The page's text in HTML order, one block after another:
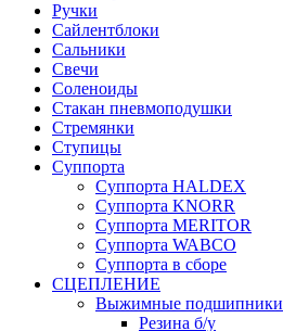
Ручки
Сайлентблоки
Сальники
Свечи
Соленоиды
Стакан пневмоподушки
Стремянки
Ступицы
Суппорта
Суппорта HALDEX
Суппорта KNORR
Суппорта MERITOR
Суппорта WABCO
Суппорта в сборе
СЦЕПЛЕНИЕ
Выжимные подшипники
Резина б/у